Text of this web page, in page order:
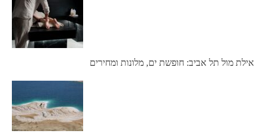
אילת מול תל אביב: חופשת ים, מלונות ומחירים